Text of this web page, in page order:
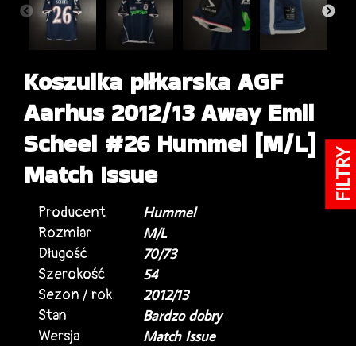
Koszulka piłkarska AGF
Aarhus 2012/13 Away Emil
Scheel #26 Hummel [M/L]
Match Issue
Producent
Hummel
Rozmiar
M/L
Długość
70/73
Szerokość
54
Sezon / rok
2012/13
Stan
Bardzo dobry
Wersja
Match Issue
FILTRY